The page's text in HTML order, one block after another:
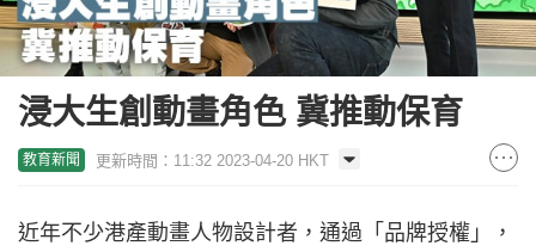
浸大生創動畫角色 冀推動保育
教育新聞 更新時間：11:32 2023-04-20 HKT
近年不少港產動畫人物設計者，通過「品牌授權」，